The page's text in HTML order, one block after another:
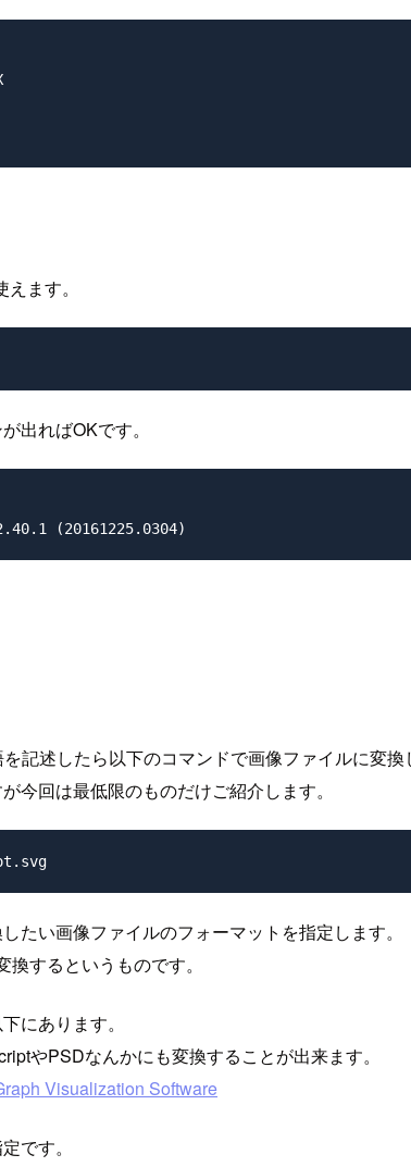
ます。
出ればOKです。
記述したら以下のコマンドで画像ファイルに変換
今回は最低限のものだけご紹介します。
たい画像ファイルのフォーマットを指定します。
換するというものです。
にあります。
やPSDなんかにも変換することが出来ます。
Visualization Software
です。